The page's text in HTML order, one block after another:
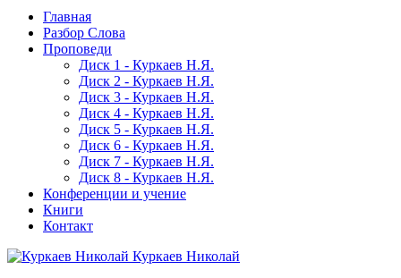
Главная
Разбор Слова
Проповеди
Диск 1 - Куркаев Н.Я.
Диск 2 - Куркаев Н.Я.
Диск 3 - Куркаев Н.Я.
Диск 4 - Куркаев Н.Я.
Диск 5 - Куркаев Н.Я.
Диск 6 - Куркаев Н.Я.
Диск 7 - Куркаев Н.Я.
Диск 8 - Куркаев Н.Я.
Конференции и учение
Книги
Контакт
Куркаев Николай